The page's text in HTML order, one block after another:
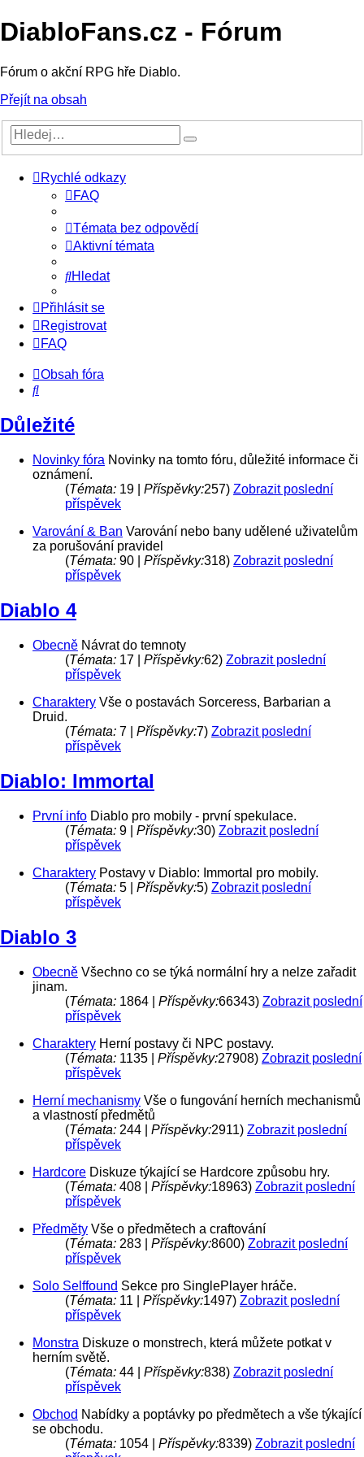
DiabloFans.cz - Fórum
Fórum o akční RPG hře Diablo.
Přejít na obsah
Rychlé odkazy
FAQ
Témata bez odpovědí
Aktivní témata
Hledat
Přihlásit se
Registrovat
FAQ
Obsah fóra
Hledat
Důležité
Novinky fóra Novinky na tomto fóru, důležité informace či
oznámení.
(Témata: 19 | Příspěvky:257) Zobrazit poslední
příspěvek
Varování & Ban Varování nebo bany udělené uživatelům
za porušování pravidel
(Témata: 90 | Příspěvky:318) Zobrazit poslední
příspěvek
Diablo 4
Obecně Návrat do temnoty
(Témata: 17 | Příspěvky:62) Zobrazit poslední
příspěvek
Charaktery Vše o postavách Sorceress, Barbarian a
Druid.
(Témata: 7 | Příspěvky:7) Zobrazit poslední
příspěvek
Diablo: Immortal
První info Diablo pro mobily - první spekulace.
(Témata: 9 | Příspěvky:30) Zobrazit poslední
příspěvek
Charaktery Postavy v Diablo: Immortal pro mobily.
(Témata: 5 | Příspěvky:5) Zobrazit poslední
příspěvek
Diablo 3
Obecně Všechno co se týká normální hry a nelze zařadit
jinam.
(Témata: 1864 | Příspěvky:66343) Zobrazit poslední
příspěvek
Charaktery Herní postavy či NPC postavy.
(Témata: 1135 | Příspěvky:27908) Zobrazit poslední
příspěvek
Herní mechanismy Vše o fungování herních mechanismů
a vlastností předmětů
(Témata: 244 | Příspěvky:2911) Zobrazit poslední
příspěvek
Hardcore Diskuze týkající se Hardcore způsobu hry.
(Témata: 408 | Příspěvky:18963) Zobrazit poslední
příspěvek
Předměty Vše o předmětech a craftování
(Témata: 283 | Příspěvky:8600) Zobrazit poslední
příspěvek
Solo Selffound Sekce pro SinglePlayer hráče.
(Témata: 11 | Příspěvky:1497) Zobrazit poslední
příspěvek
Monstra Diskuze o monstrech, která můžete potkat v
herním světě.
(Témata: 44 | Příspěvky:838) Zobrazit poslední
příspěvek
Obchod Nabídky a poptávky po předmětech a vše týkající
se obchodu.
(Témata: 1054 | Příspěvky:8339) Zobrazit poslední